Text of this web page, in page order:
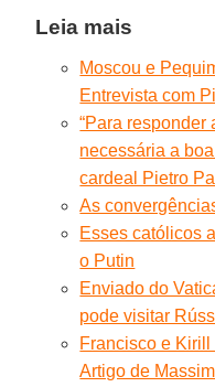
Leia mais
Moscou e
Entrevista com
“Para responder
necessária a
cardeal Pietro
As
Esses católicos
o Putin
Enviado do
pode visitar
Francisco e
Artigo de